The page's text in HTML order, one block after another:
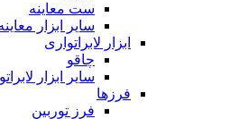
ست معاینه
سایر ابزار
ابزار لابراتواری
چاقو
سایر ابزار
فرزها
فرز توربین